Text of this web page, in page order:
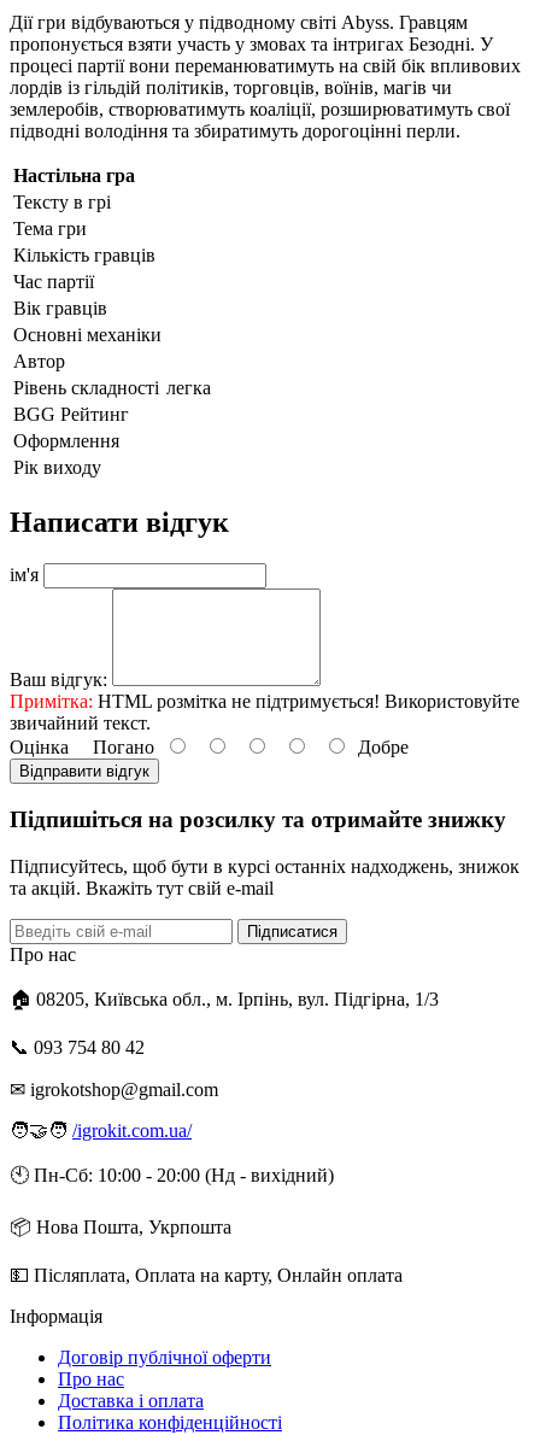
Дії гри відбуваються у підводному світі Abyss. Гравцям
пропонується взяти участь у змовах та інтригах Безодні. У
процесі партії вони переманюватимуть на свій бік впливових
лордів із гільдій політиків, торговців, воїнів, магів чи
землеробів, створюватимуть коаліції, розширюватимуть свої
підводні володіння та збиратимуть дорогоцінні перли.
Настільна гра
Тексту в грі
Тема гри
Кількість гравців
Час партії
Вік гравців
Основні механіки
Автор
Рівень складності легка
BGG Рейтинг
Оформлення
Рік виходу
Написати відгук
ім'я
Ваш відгук:
Примітка: HTML розмітка не підтримується! Використовуйте
звичайний текст.
Оцінка Погано Добре
Відправити відгук
Підпишіться на розсилку та отримайте знижку
Підписуйтесь, щоб бути в курсі останніх надходжень, знижок
та акцій. Вкажіть тут свій e-mail
Підписатися
Про нас
🏠 08205, Київська обл., м. Ірпінь, вул. Підгірна, 1/3
📞 093 754 80 42
✉ igrokotshop@gmail.com
🧑‍🤝‍🧑 /igrokit.com.ua/
🕙 Пн-Сб: 10:00 - 20:00 (Нд - вихідний)
📦 Нова Пошта, Укрпошта
💵 Післяплата, Оплата на карту, Онлайн оплата
Інформація
Договір публічної оферти
Про нас
Доставка і оплата
Політика конфіденційності